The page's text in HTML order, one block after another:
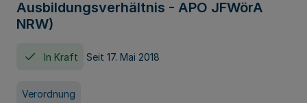
Ausbildungsverhältnis - APO JFWörA
NRW)
In Kraft Seit 17. Mai 2018
Verordnung